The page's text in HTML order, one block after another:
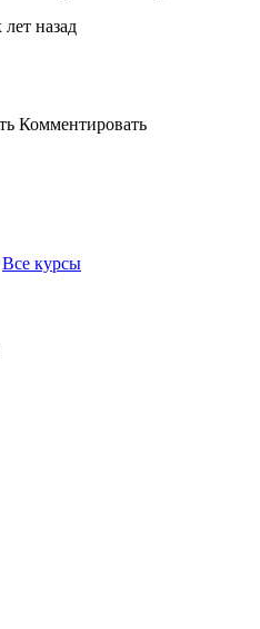
лет назад
Комментировать
Все курсы